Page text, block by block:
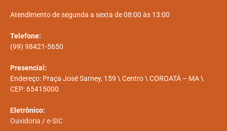
Atendimento de segunda a sexta de 08:00 às 13:00
Telefone:
(99) 98421-5650
Presencial:
Endereço: Praça José Sarney, 159 \ Centro \ COROATÁ – MA \
CEP: 65415000
Eletrônico:
Ouvidoria /e-SIC